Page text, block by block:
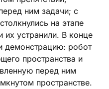
ним задачи; с
на этапе
их устранили. В конце
демонстрацию: робот
пространства и
перед ним
пространстве.